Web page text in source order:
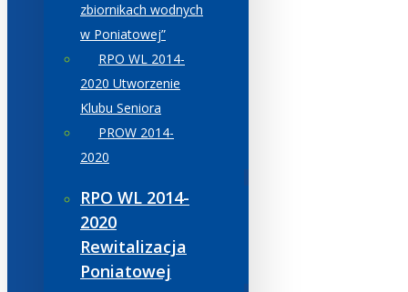
zbiornikach wodnych
w Poniatowej”
RPO WL 2014-
2020 Utworzenie
Klubu Seniora
PROW 2014-
2020
RPO WL 2014-
2020
Rewitalizacja
Poniatowej